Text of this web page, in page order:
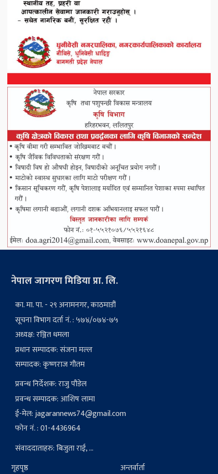
नेपाल जागरण मिडिया प्रा. लि.
का. मा. पा. - २९ अनामनगर, काठमाडौं
सूचना विभाग दर्ता नं. : ५७४/०७४-७५
अध्यक्ष: रञ्जित धमला
प्रधान सम्पादक: संजना मल्ल
सम्पादक: कृष्णराज गौतम
प्रवन्ध निर्देशक: राजु पौडेल
प्रवन्ध सम्पादक: आशिष लामा
ई-मेल:jagarannews74@gmail.com
फोन नं. : 01-4436964
संवाददाताहरु: बिजुता राई, ...
गृहपृष्ठ
अन्तर्वार्ता